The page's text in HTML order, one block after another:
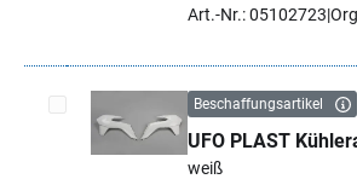
Art.-Nr.: 05102723
Artikel auswählen
Beschaffungsartikel
UFO PLAST
weiß